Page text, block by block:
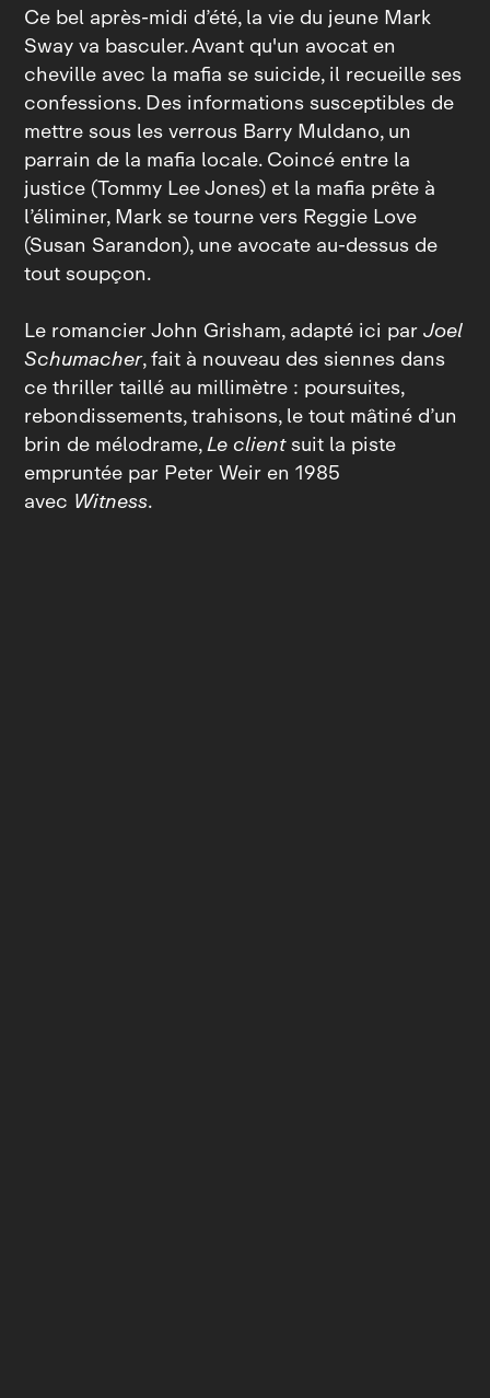
Ce bel après‑midi d’été, la vie du jeune Mark
Sway va basculer. Avant qu'un avocat en
cheville avec la mafia se suicide, il recueille ses
confessions. Des informations susceptibles de
mettre sous les verrous Barry Muldano, un
parrain de la mafia locale. Coincé entre la
justice (Tommy Lee Jones) et la mafia prête à
l’éliminer, Mark se tourne vers Reggie Love
(Susan Sarandon), une avocate au‑dessus de
tout soupçon.
Le romancier John Grisham, adapté ici parJoel
Schumacher, fait à nouveau des siennes dans
ce thriller taillé au millimètre : poursuites,
rebondissements, trahisons, le tout mâtiné d’un
brin de mélodrame,Le clientsuit la piste
empruntée par Peter Weir en 1985
avec Witness.